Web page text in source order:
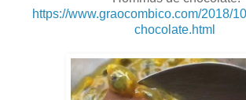
https://www.graocombico.com/2018/
chocolate.html